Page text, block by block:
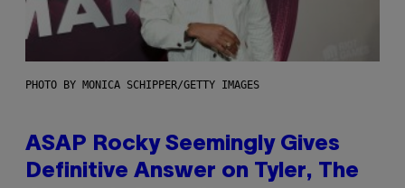
PHOTO BY MONICA SCHIPPER/GETTY IMAGES
ASAP Rocky Seemingly Gives
Definitive Answer on Tyler, The